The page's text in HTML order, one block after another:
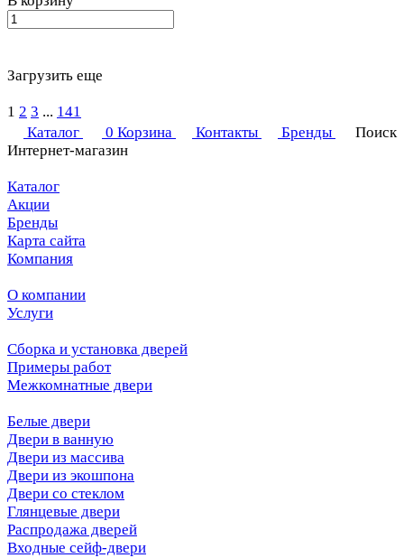
Загрузить еще
1 2 3 ... 141
Каталог
0 Корзина Контакты Бренды
Поиск
Интернет-магазин
Каталог
Акции
Бренды
Карта сайта
Компания
О компании
Услуги
Сборка и установка дверей
Примеры работ
Межкомнатные двери
Белые двери
Двери в ванную
Двери из массива
Двери из экошпона
Двери со стеклом
Глянцевые двери
Распродажа дверей
Входные сейф-двери